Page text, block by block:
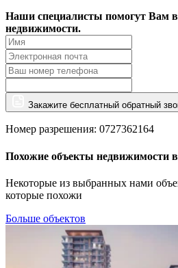
Наши специалисты помогут Вам
недвижимости.
Закажите бесплатный обратный
Номер разрешения: 0727362164
Похожие объекты недвижимости в
Некоторые из выбранных нами
которые похожи
Больше объектов